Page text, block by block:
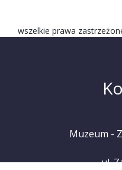
wszelkie prawa
Muzeum -
ul.